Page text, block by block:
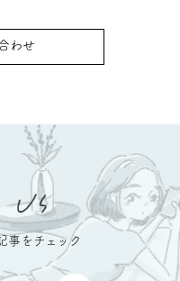
わせ
事をチェック